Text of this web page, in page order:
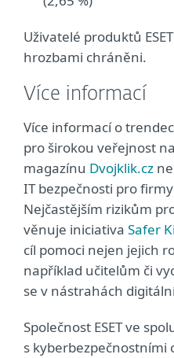
Uživatelé produktů
hrozbami chráněni.
Více informací
Více informací o
pro širokou veřejnost
magazínu Dvojklik.cz
IT bezpečnosti pro firmy
Nejčastějším rizikům
věnuje iniciativa Safer
cíl pomoci nejen jejich
například učitelům či
se v nástrahách
Společnost ESET ve
s kyberbezpečnostními